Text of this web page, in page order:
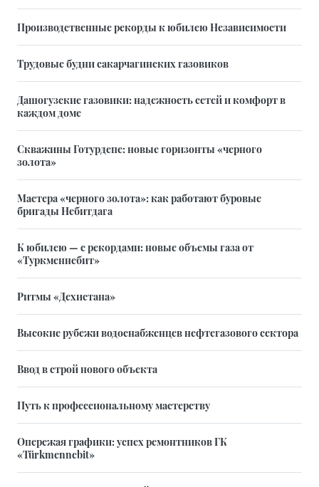
Производственные рекорды к юбилею Независимости
Трудовые будни сакарчагинских газовиков
Дашогузские газовики: надежность сетей и комфорт в
каждом доме
Скважины Готурдепе: новые горизонты «черного
золота»
Мастера «черного золота»: как работают буровые
бригады Небитдага
К юбилею — с рекордами: новые объемы газа от
«Туркменнебит»
Ритмы «Дехистана»
Высокие рубежи водоснабженцев нефтегазового сектора
Ввод в строй нового объекта
Путь к профессиональному мастерству
Опережая графики: успех ремонтников ГК
«Türkmennebit»